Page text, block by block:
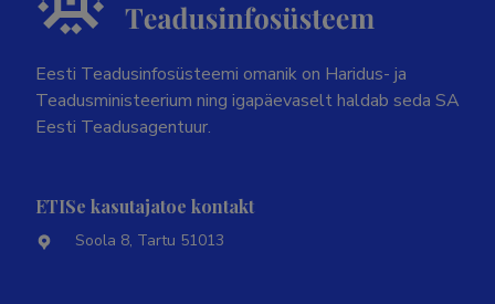
Eesti Teadusinfosüsteemi omanik on Haridus- ja
Teadusministeerium ning igapäevaselt haldab seda SA
Eesti Teadusagentuur.
ETISe kasutajatoe kontakt
Soola 8, Tartu 51013